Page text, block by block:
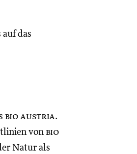
das
bio austria.
von bio
Natur als